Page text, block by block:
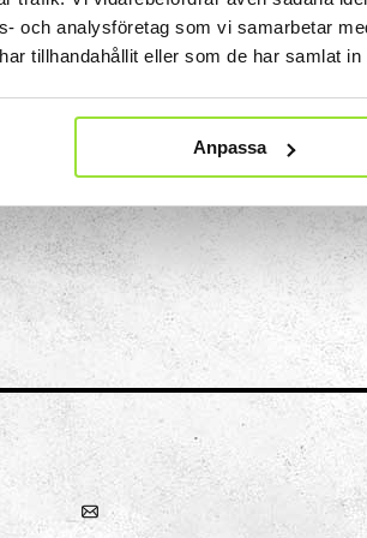
och analysföretag som vi samarbetar
tillhandahållit eller som de har samlat
Anpassa
Konst
Ljusinstallationen
ett öga som dominerar över
det med båda ögonen öppna.